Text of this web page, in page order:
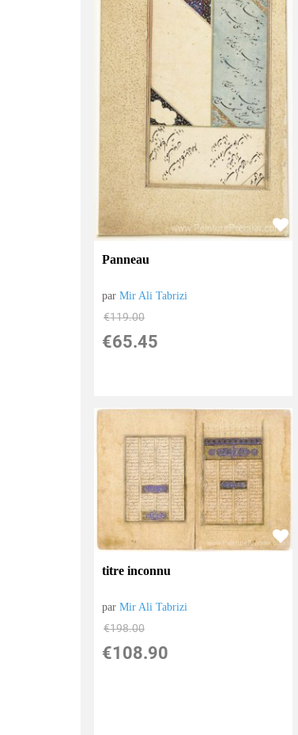
Panneau
parMir Ali Tabrizi
€119.00
€65.45
titre inconnu
parMir Ali Tabrizi
€198.00
€108.90